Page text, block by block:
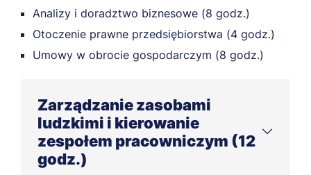
Analizy i doradztwo biznesowe (8 godz.)
Otoczenie prawne przedsiębiorstwa (4 godz.)
Umowy w obrocie gospodarczym (8 godz.)
Zarządzanie zasobami
ludzkimi i kierowanie
zespołem pracowniczym (12
godz.)